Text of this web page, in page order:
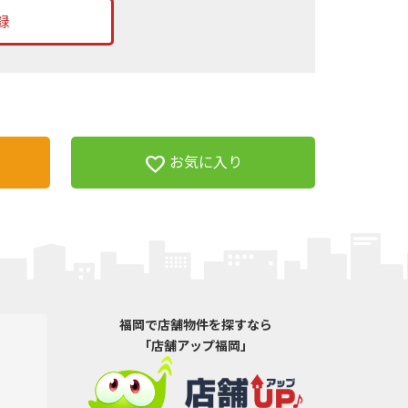
favorite お気に入り
福岡で店舗物件を探すなら
「店舗アップ福岡」